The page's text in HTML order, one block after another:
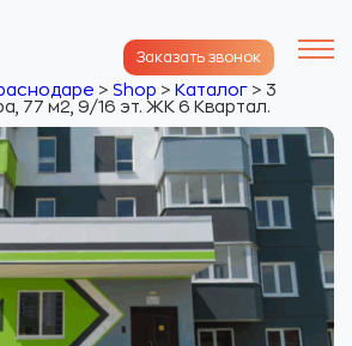
Заказать звонок
> Shop > Каталог > 3
77 м2, 9/16 эт. ЖК 6 Квартал.